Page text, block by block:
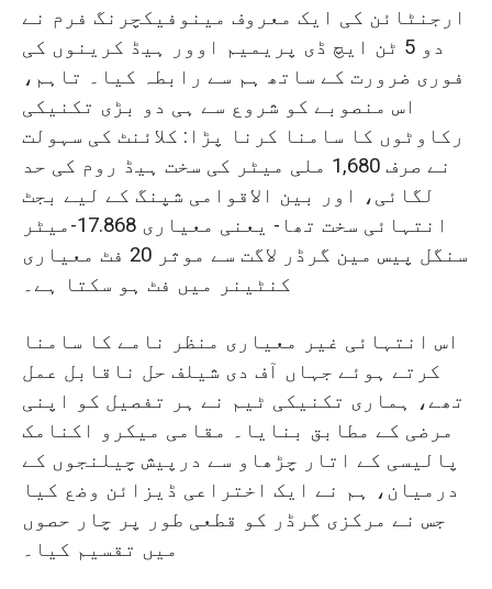
موثر پیداوار اور قابل اعتماد وقت پر
ترسیل
WhatsApp کے ذریعے 1-on-1 ریموٹ
انسٹالیشن سپورٹ
ارجنٹائن میں ثابت شدہ کارکردگی اور
کلائنٹ کی رائے
ارجنٹائن کی ایک معروف مینوفیکچرنگ فرم نے
دو 5 ٹن ایچ ڈی پریمیم اوور ہیڈ کرینوں کی
فوری ضرورت کے ساتھ ہم سے رابطہ کیا۔ تاہم،
اس منصوبے کو شروع سے ہی دو بڑی تکنیکی
رکاوٹوں کا سامنا کرنا پڑا: کلائنٹ کی سہولت
نے صرف 1,680 ملی میٹر کی سخت ہیڈ روم کی حد
لگائی، اور بین الاقوامی شپنگ کے لیے بجٹ
انتہائی سخت تھا- یعنی معیاری 17.868-میٹر
سنگل پیس مین گرڈر لاگت سے موثر 20 فٹ معیاری
کنٹینر میں فٹ ہو سکتا ہے۔
اس انتہائی غیر معیاری منظر نامے کا سامنا
کرتے ہوئے جہاں آف دی شیلف حل ناقابل عمل
تھے، ہماری تکنیکی ٹیم نے ہر تفصیل کو اپنی
مرضی کے مطابق بنایا۔ مقامی میکرو اکنامک
پالیسی کے اتار چڑھاو سے درپیش چیلنجوں کے
درمیان، ہم نے ایک اختراعی ڈیزائن وضع کیا
جس نے مرکزی گرڈر کو قطعی طور پر چار حصوں